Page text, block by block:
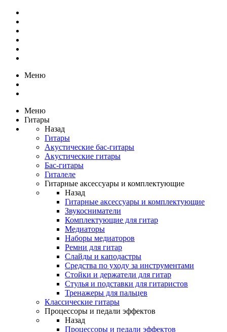
Меню
Меню
Гитары
Назад
Гитары
Акустические бас-гитары
Акустические гитары
Бас-гитары
Гиталеле
Гитарные аксессуары и комплектующие
Назад
Гитарные аксессуары и комплектующие
Звукосниматели
Комплектующие для гитар
Медиаторы
Наборы медиаторов
Ремни для гитар
Слайды и каподастры
Средства по уходу за инструментами
Стойки и держатели для гитар
Стулья и подставки для гитаристов
Тренажеры для пальцев
Классические гитары
Процессоры и педали эффектов
Назад
Процессоры и педали эффектов